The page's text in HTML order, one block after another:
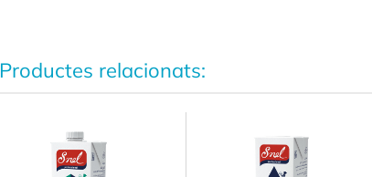
Productes relacionats: